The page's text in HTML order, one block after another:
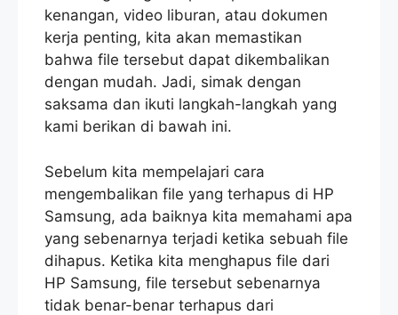
kenangan, video liburan, atau dokumen
kerja penting, kita akan memastikan
bahwa file tersebut dapat dikembalikan
dengan mudah. Jadi, simak dengan
saksama dan ikuti langkah-langkah yang
kami berikan di bawah ini.
Sebelum kita mempelajari cara
mengembalikan file yang terhapus di HP
Samsung, ada baiknya kita memahami apa
yang sebenarnya terjadi ketika sebuah file
dihapus. Ketika kita menghapus file dari
HP Samsung, file tersebut sebenarnya
tidak benar-benar terhapus dari